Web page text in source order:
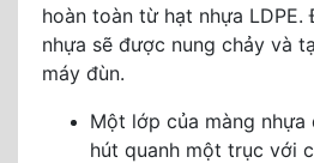
hoàn toàn từ hạt nhựa
nhựa sẽ được nung chảy và
máy đùn.
Một lớp của màng nhựa
hút quanh một trục với